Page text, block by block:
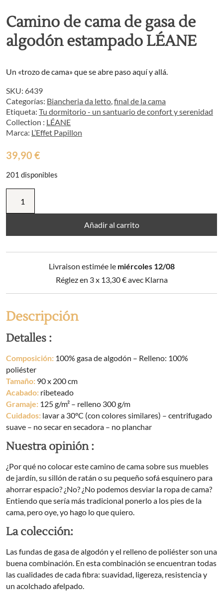
Camino de cama de gasa de
algodón estampado LÉANE
Un «trozo de cama» que se abre paso aquí y allá.
SKU: 6439
Categorías: Biancheria da letto,final de la cama
Etiqueta: Tu dormitorio - un santuario de confort y serenidad
Collection : LÉANE
Marca: L’Effet Papillon
39,90 €
201 disponibles
cama
gasa
Añadir al carrito
Livraison estimée le miércoles 12/08
Réglez en 3 x 13,30€avec Klarna
Descripción
Detalles :
Composición: 100% gasa de algodón – Relleno: 100%
poliéster
Tamaño: 90 x 200 cm
Acabado: ribeteado
Gramaje: 125 g/m² – relleno 300 g/m
Cuidados: lavar a 30°C (con colores similares) – centrifugado
suave – no secar en secadora – no planchar
Nuestra opinión :
¿Por qué no colocar este camino de cama sobre sus muebles
de jardín, su sillón de ratán o su pequeño sofá esquinero para
ahorrar espacio? ¿No? ¿No podemos desviar la ropa de cama?
Entiendo que sería más tradicional ponerlo a los pies de la
cama, pero oye, yo hago lo que quiero.
La colección:
Las fundas de gasa de algodón y el relleno de poliéster son una
buena combinación. En esta combinación se encuentran todas
las cualidades de cada fibra: suavidad, ligereza, resistencia y
un acolchado afelpado.